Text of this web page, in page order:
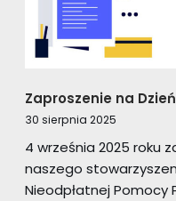
Zaproszenie na
30 sierpnia 2025
4 września 2025 roku
naszego
Nieodpłatnej Pomocy